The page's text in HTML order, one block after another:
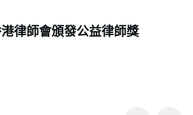
律師會頒發公益律師獎